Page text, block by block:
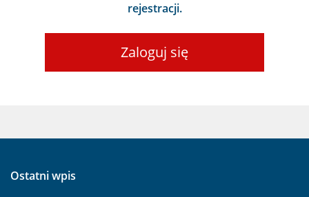
rejestracji.
Zaloguj się
Ostatni wpis